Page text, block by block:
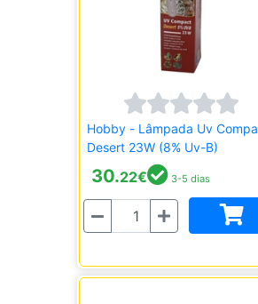
Hobby - Lâmpada Uv
Desert 23W (8% Uv-B)
30.22€ 3-5 dias
Quantidade